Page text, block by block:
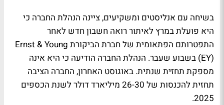
בשיחה עם אנליסטים ומשקיעים, ציינה הנהלת החברה כי
היא פועלת במרץ לאיתור רואה חשבון חדש לאחר
התפטרותם הפתאומית של חברת הביקורת Ernst & Young
(EY) בשבוע שעבר. הנהלת החברה הודיעה כי היא אינה
מספקת תחזית שנתית. באוגוסט האחרון, החברה הציבה
תחזית להכנסות של 26-30 מיליארד דולר לשנת הכספים
2025.